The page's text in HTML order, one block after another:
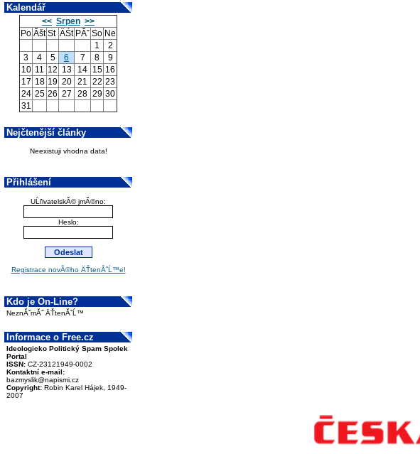
Kalendář
<< Srpen >>
Po Ăšt St ÄŚt PĂˇ So Ne
1
2
3
4 5 6 7 8
9
10 11 12 13 14 15 16
17 18 19 20 21 22 23
24 25 26 27 28 29 30
31
Nejčtenější články
Neexistuji vhodna data!
Přihlášení
UĹľivatelskĂ© jmĂ©no:
Heslo:
Registrace novĂ©ho ÄŤtenĂˇĹ™e!
Kdo je On-Line?
NeznĂˇmĂ˝ ÄŤtenĂˇĹ™
Informace o Free.cz
Ideologicko Politický Spam Spolek
Portal
ISSN: CZ-23121949-0002
Kontaktní e-mail:
bazmyslik@napismi.cz
Copyright: Robin Karel Hájek, 1949-
2007